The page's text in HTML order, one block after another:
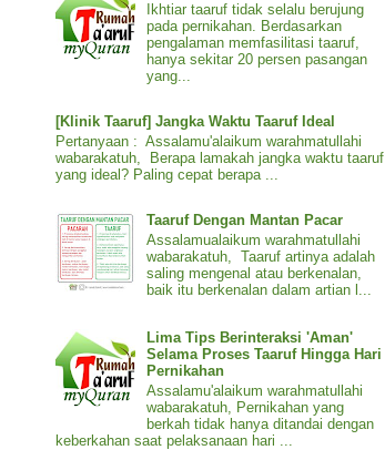
Ikhtiar taaruf tidak selalu berujung
pada pernikahan. Berdasarkan
pengalaman memfasilitasi taaruf,
hanya sekitar 20 persen pasangan
yang...
[Klinik Taaruf] Jangka Waktu Taaruf Ideal
Pertanyaan : Assalamu'alaikum warahmatullahi
wabarakatuh, Berapa lamakah jangka waktu taaruf
yang ideal? Paling cepat berapa ...
Taaruf Dengan Mantan Pacar
Assalamualaikum warahmatullahi
wabarakatuh, Taaruf artinya adalah
saling mengenal atau berkenalan,
baik itu berkenalan dalam artian l...
Lima Tips Berinteraksi 'Aman'
Selama Proses Taaruf Hingga Hari
Pernikahan
Assalamu'alaikum warahmatullahi
wabarakatuh, Pernikahan yang
berkah tidak hanya ditandai dengan
keberkahan saat pelaksanaan hari ...